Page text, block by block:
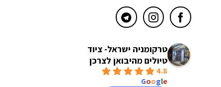
טרקומניה ישראל- ציוד
טיולים מהיבואן לצרכן
4.8
Google